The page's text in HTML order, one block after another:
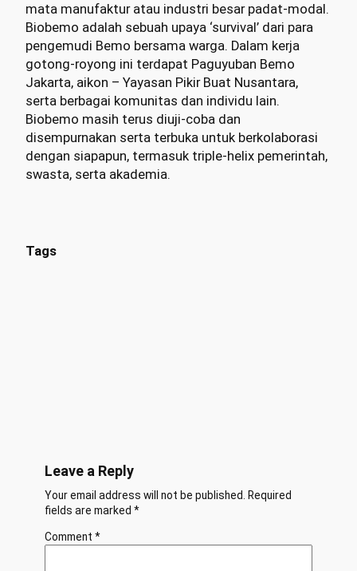
mata manufaktur atau industri besar padat-modal.
Biobemo adalah sebuah upaya ‘survival’ dari para
pengemudi Bemo bersama warga. Dalam kerja
gotong-royong ini terdapat Paguyuban Bemo
Jakarta, aikon – Yayasan Pikir Buat Nusantara,
serta berbagai komunitas dan individu lain.
Biobemo masih terus diuji-coba dan
disempurnakan serta terbuka untuk berkolaborasi
dengan siapapun, termasuk triple-helix pemerintah,
swasta, serta akademia.
Tags
Leave a Reply
Your email address will not be published. Required
fields are marked *
Comment *